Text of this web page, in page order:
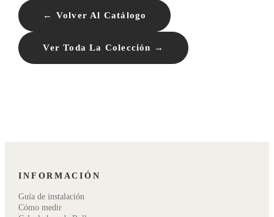
← Volver Al Catálogo
Ver Toda La Colección →
INFORMACIÓN
Guía de instalación
Cómo medir